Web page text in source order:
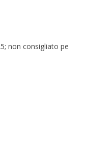
non consigliato per